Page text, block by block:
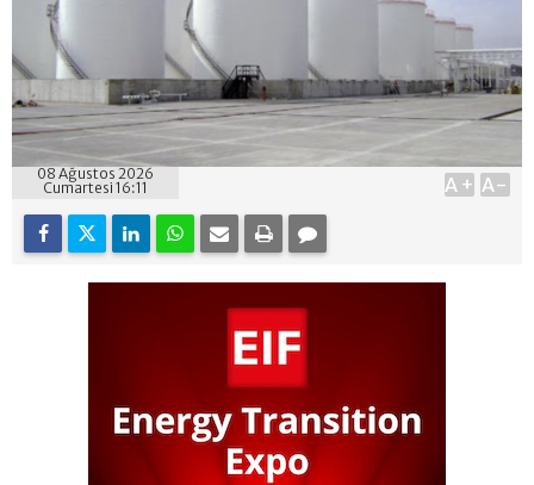
08 Ağustos 2026
Cumartesi 16:11
A+ A-